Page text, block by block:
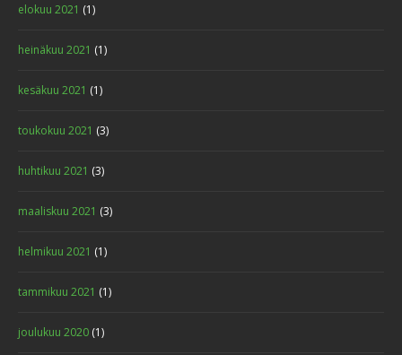
elokuu 2021 (1)
heinäkuu 2021 (1)
kesäkuu 2021 (1)
toukokuu 2021 (3)
huhtikuu 2021 (3)
maaliskuu 2021 (3)
helmikuu 2021 (1)
tammikuu 2021 (1)
joulukuu 2020 (1)